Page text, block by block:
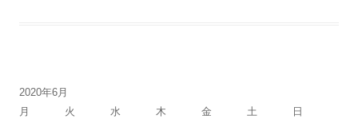
2020年6月
月
火 水 木 金 土
日